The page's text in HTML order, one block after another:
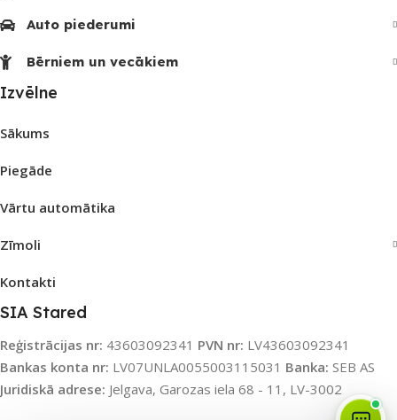
Auto piederumi
Bērniem un vecākiem
Izvēlne
Sākums
Piegāde
Vārtu automātika
Zīmoli
Kontakti
SIA Stared
Reģistrācijas nr: 43603092341 PVN nr: LV43603092341
Bankas konta nr: LV07UNLA0055003115031 Banka: SEB AS
Juridiskā adrese: Jelgava, Garozas iela 68 - 11, LV-3002